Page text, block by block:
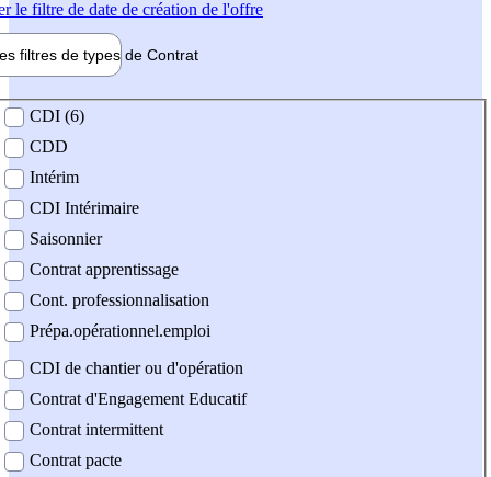
le filtre de date de création de l'offre
filtres de types de Contrat
contrat
CDI (6)
CDD
Intérim
CDI Intérimaire
Saisonnier
Contrat apprentissage
Cont. professionnalisation
Prépa.opérationnel.emploi
CDI de chantier ou d'opération
Contrat d'Engagement Educatif
Contrat intermittent
Contrat pacte